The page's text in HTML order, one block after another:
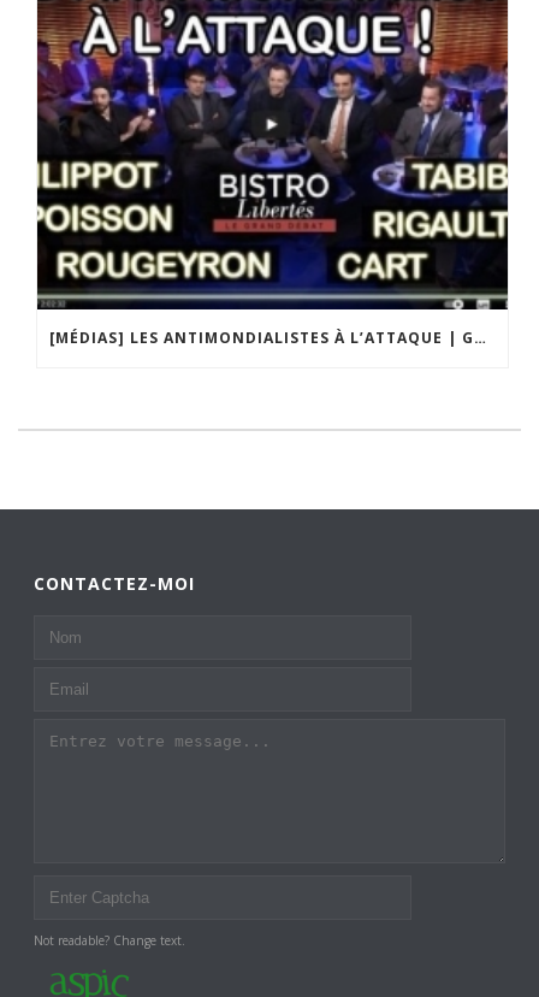
[MÉDIAS] LES ANTIMONDIALISTES À L’ATTAQUE | GRAND DÉBAT DE BRISTO LIBERTÉS
CONTACTEZ-MOI
Not readable? Change text.